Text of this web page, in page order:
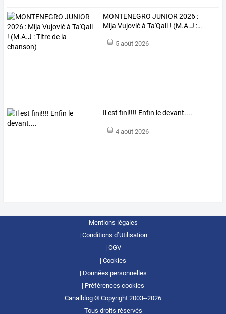
MONTENEGRO JUNIOR 2026 :
Mija Vujovićà Ta'Qali ! (M.A.J :…
5 août 2026
Il est fini!!!! Enfin le devant....
4 août 2026
Mentions légales
Conditions d’Utilisation
CGV
Cookies
Données personnelles
Préférences cookies
Canalblog © Copyright 2003--2026
Tous droits réservés